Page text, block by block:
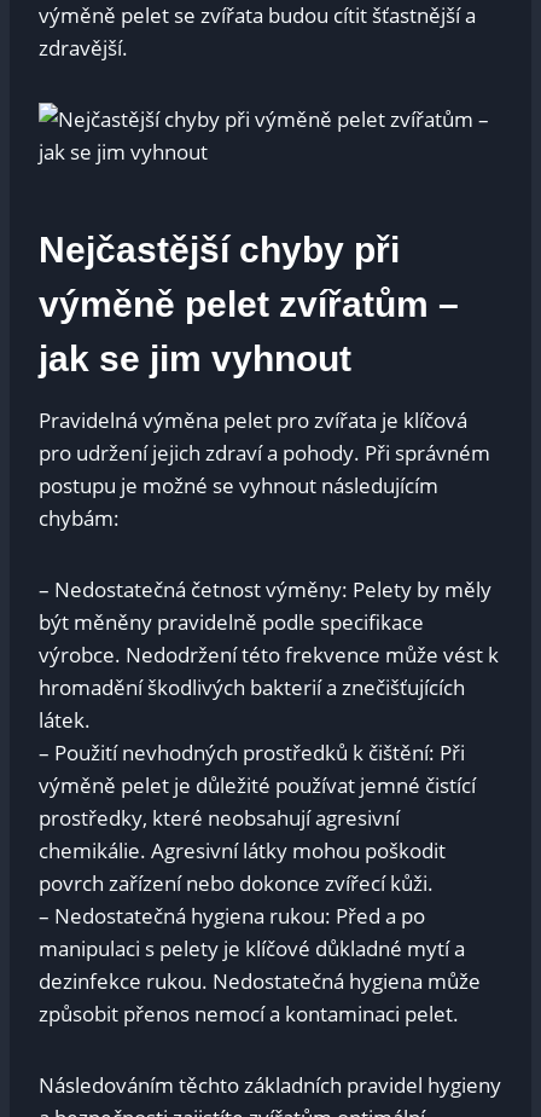
výměně pelet se zvířata budou cítit šťastnější a
zdravější.
Nejčastější chyby při
výměně pelet zvířatům –
jak se jim vyhnout
Pravidelná výměna pelet pro zvířata je klíčová
pro udržení jejich zdraví a pohody. Při správném
postupu je možné se vyhnout následujícím
chybám:
– Nedostatečná četnost výměny: Pelety by měly
být měněny pravidelně podle specifikace
výrobce. Nedodržení této frekvence může vést k
hromadění škodlivých bakterií a znečišťujících
látek.
– Použití nevhodných prostředků k čištění: Při
výměně pelet je důležité používat jemné čistící
prostředky, které neobsahují agresivní
chemikálie. Agresivní látky mohou poškodit
povrch zařízení nebo dokonce zvířecí kůži.
– Nedostatečná hygiena rukou: Před a po
manipulaci s pelety je klíčové důkladné mytí a
dezinfekce rukou. Nedostatečná hygiena může
způsobit přenos nemocí a kontaminaci pelet.
Následováním těchto základních pravidel hygieny